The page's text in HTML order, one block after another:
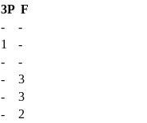
3P F
- -
1 -
- -
- 3
- 3
- 2